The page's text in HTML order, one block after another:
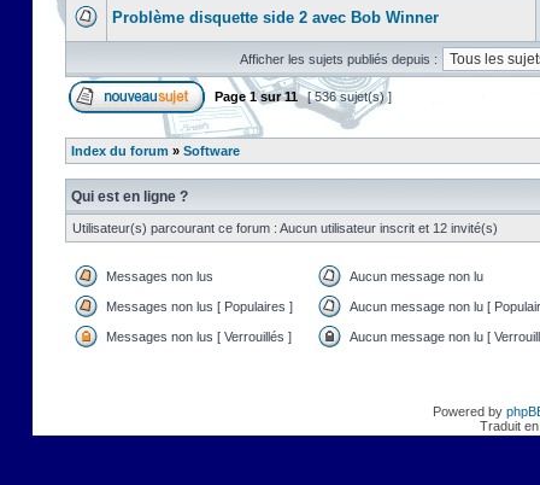
Problème disquette side 2 avec Bob Winner
Afficher les sujets publiés depuis :
Page 1sur11 [ 536 sujet(s) ]
Index du forum » Software
Qui est en ligne ?
Utilisateur(s) parcourant ce forum : Aucun utilisateur inscrit et 12 invité(s)
Messages non lus Aucun message non lu
Messages non lus [ Populaires ] Aucun message non lu [
Messages non lus [ Verrouillés ] Aucun message non lu [
Powered by
Traduit